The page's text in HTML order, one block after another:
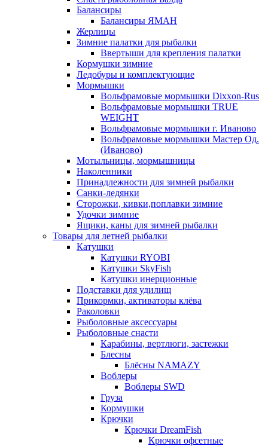
Балансиры
Балансиры ЯМАН
Жерлицы
Зимние палатки для рыбалки
Ввертыши для крепления палатки
Кормушки зимние
Ледобуры и комплектующие
Мормышки
Вольфрамовые мормышки Dixxon-Rus
Вольфрамовые мормышки TRUE
WEIGHT
Вольфрамовые мормышки г. Иваново
Вольфрамовые мормышки Мастер Од.
(Иваново)
Мотыльницы, мормышницы
Наколенники
Принадлежности для зимней рыбалки
Санки-ледянки
Сторожки, кивки,поплавки зимние
Удочки зимние
Ящики, каны для зимней рыбалки
Товары для летней рыбалки
Катушки
Катушки RYOBI
Катушки SkyFish
Катушки инерционные
Подставки для удилищ
Прикормки, активаторы клёва
Раколовки
Рыболовные аксессуары
Рыболовные снасти
Карабины, вертлюги, застежки
Блесны
Блёсны NAMAZY
Воблеры
Воблеры SWD
Груза
Кормушки
Крючки
Крючки DreamFish
Крючки офсетные